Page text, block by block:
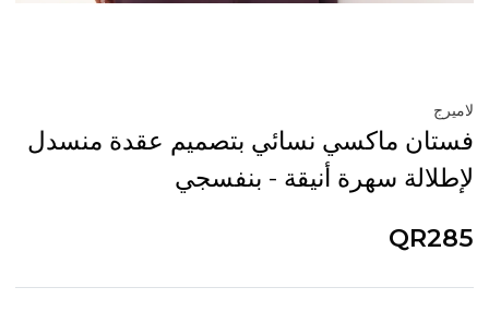
لاميرج
فستان ماكسي نسائي بتصميم عقدة منسدل
لإطلالة سهرة أنيقة - بنفسجي
QR285